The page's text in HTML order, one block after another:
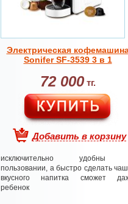
Электрическая
Sonifer SF-3539 3 в 1
72 000тг.
Добавить в корзину
исключительно удобны
пользовании, а быстро сделать
вкусного напитка сможет
ребенок